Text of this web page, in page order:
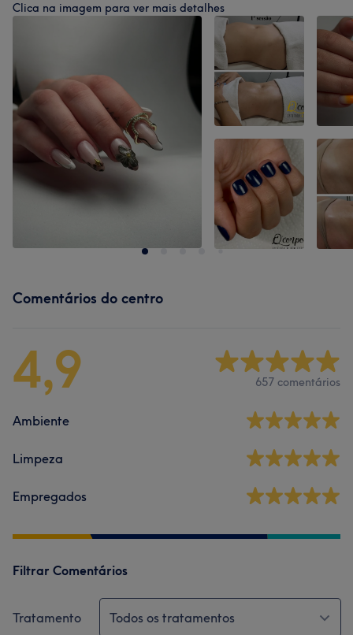
Clica na imagem para ver mais detalhes
Comentários do centro
4,9 657 comentários
Ambiente
Limpeza
Empregados
Filtrar Comentários
Tratamento Todos os tratamentos